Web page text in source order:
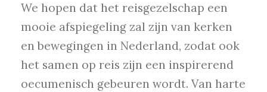
We hopen dat het reisgezelschap een
mooie afspiegeling zal zijn van kerken
en bewegingen in Nederland, zodat ook
het samen op reis zijn een inspirerend
oecumenisch gebeuren wordt. Van harte